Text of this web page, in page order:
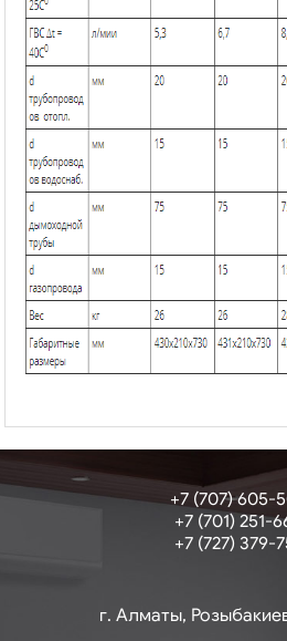
г. Алматы,
+7 (707) 605-
+7 (701) 251-
+7 (727) 379-